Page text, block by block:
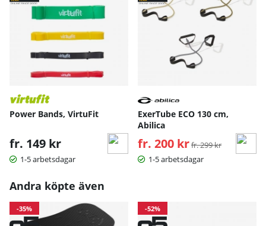
Power Bands, VirtuFit
fr. 149 kr
1-5 arbetsdagar
ExerTube ECO 130 cm,
Abilica
fr. 200 kr Ordinarie pris:
fr. 299 kr
1-5 arbetsdagar
Andra köpte även
-35% -52%